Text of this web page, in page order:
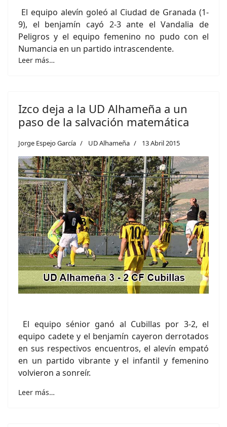
El equipo alevín goleó al Ciudad de Granada (1-
9), el benjamín cayó 2-3 ante el Vandalia de
Peligros y el equipo femenino no pudo con el
Numancia en un partido intrascendente.
Leer más…
Izco deja a la UD Alhameña a un
paso de la salvación matemática
Jorge Espejo García UD Alhameña 13 Abril 2015
El equipo sénior ganó al Cubillas por 3-2, el
equipo cadete y el benjamín cayeron derrotados
en sus respectivos encuentros, el alevín empató
en un partido vibrante y el infantil y femenino
volvieron a sonreír.
Leer más…